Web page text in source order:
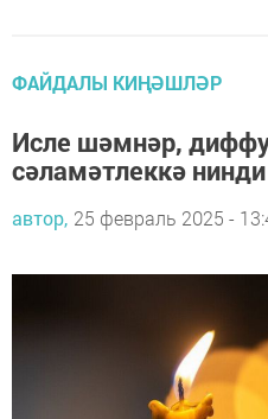
ФАЙДАЛЫ КИҢӘШЛӘР
Исле шәмнәр,
сәламәтлеккә
автор, 25 февраль 2025 -